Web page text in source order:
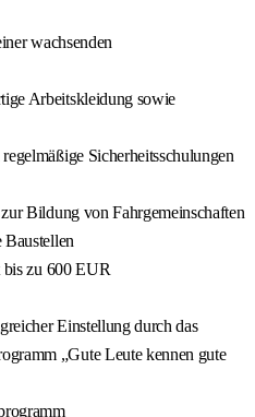
wachsenden
Arbeitskleidung sowie
Sicherheitsschulungen
Bildung von Fahrgemeinschaften
Baustellen
zu 600 EUR
Einstellung durch das
„Gute Leute kennen gute